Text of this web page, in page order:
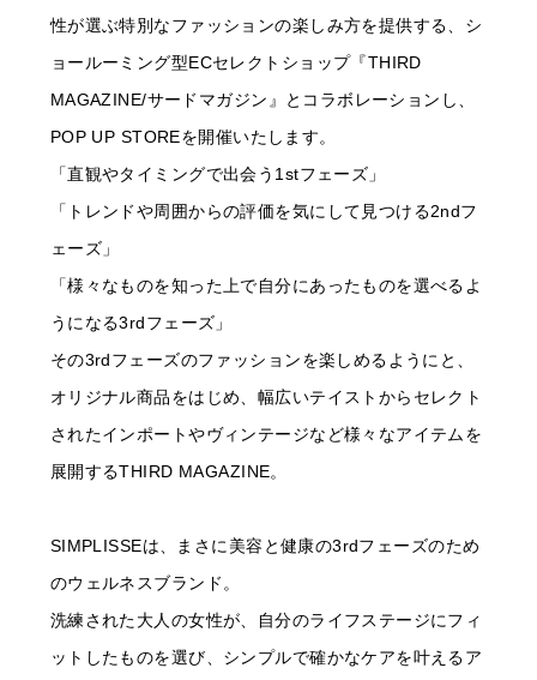
性が選ぶ特別なファッションの楽しみ方を提供する、シ
ョールーミング型ECセレクトショップ『THIRD
MAGAZINE/サードマガジン』とコラボレーションし、
POP UP STOREを開催いたします。
「直観やタイミングで出会う1stフェーズ」
「トレンドや周囲からの評価を気にして見つける2ndフ
ェーズ」
「様々なものを知った上で自分にあったものを選べるよ
うになる3rdフェーズ」
その3rdフェーズのファッションを楽しめるようにと、
オリジナル商品をはじめ、幅広いテイストからセレクト
されたインポートやヴィンテージなど様々なアイテムを
展開するTHIRD MAGAZINE。
SIMPLISSEは、まさに美容と健康の3rdフェーズのため
のウェルネスブランド。
洗練された大人の女性が、自分のライフステージにフィ
ットしたものを選び、シンプルで確かなケアを叶えるア